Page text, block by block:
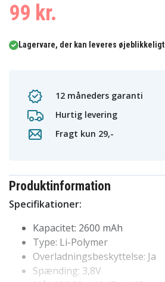
99 kr.
Lagervare, der kan leveres øjeblikkeligt
12 måneders garanti
Hurtig levering
Fragt kun 29,-
Produktinformation
Specifikationer:
Kapacitet: 2600 mAh
Type: Li-Polymer
Overladningsbeskyttelse: Ja
Spænding: 3,8V